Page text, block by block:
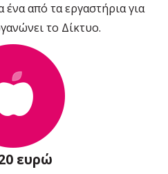
ένα από τα εργαστήρια για
το Δίκτυο.
ευρώ